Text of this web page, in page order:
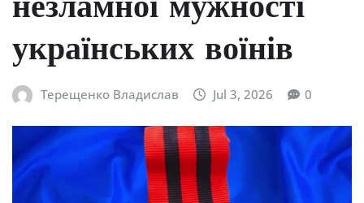
незламної мужності
українських воїнів
Терещенко Владислав Jul 3, 2026 0